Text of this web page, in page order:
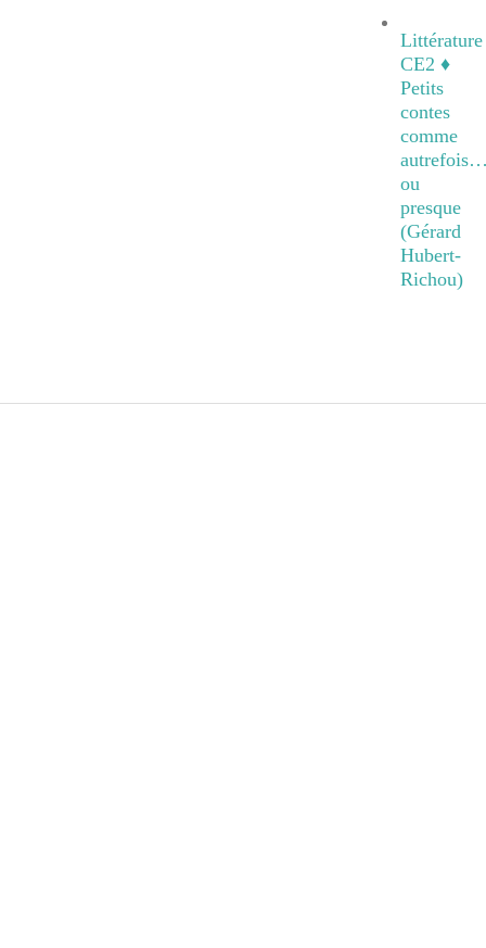
Littérature
CE2 ♦
Petits
contes
comme
ou
presque
(Gérard
Hubert-
Richou)